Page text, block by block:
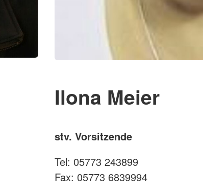
Ilona Meier
stv. Vorsitzende
Tel: 05773 243899
Fax: 05773 6839994